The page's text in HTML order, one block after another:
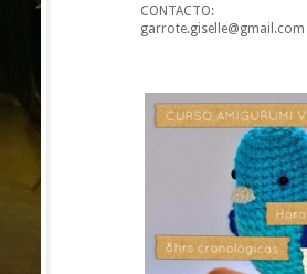
CONTACTO:
garrote.giselle@gmail.com